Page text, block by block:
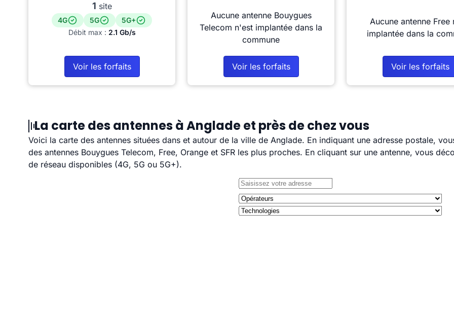
1 site
4G 5G
5G+
Débit max : 2.1 Gb/s
Voir les forfaits
Aucune antenne Bouygues
Telecom n'est implantée dans la
commune
Voir les forfaits
Aucune antenne Free
implantée dans la
Voir les forfaits
La carte des antennes à Anglade et près de chez vous
Voici la carte des antennes situées dans et autour de la ville de Anglade. En indiquant une adresse postale,
des antennes Bouygues Telecom, Free, Orange et SFR les plus proches. En cliquant sur une antenne, vous
de réseau disponibles (4G, 5G ou 5G+).